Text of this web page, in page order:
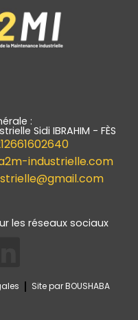
:
Sidi IBRAHIM - FÈS
industrielle.com
les réseaux sociaux
Site par BOUSHABA